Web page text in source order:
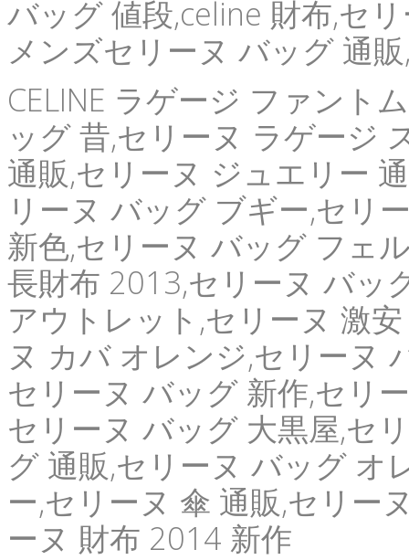
バッグ 値段,celine 財布,セ
メンズセリーヌ バッグ 通
CELINE ラゲージ ファント
ッグ 昔,セリーヌ ラゲージ
通販,セリーヌ ジュエリー
リーヌ バッグ ブギー,セリ
新色,セリーヌ バッグ フェ
長財布 2013,セリーヌ バッ
アウトレット,セリーヌ 激
ヌ カバ オレンジ,セリーヌ
セリーヌ バッグ 新作,セリ
セリーヌ バッグ 大黒屋,セ
グ 通販,セリーヌ バッグ オ
ー,セリーヌ 傘 通販,セリー
ーヌ 財布 2014 新作